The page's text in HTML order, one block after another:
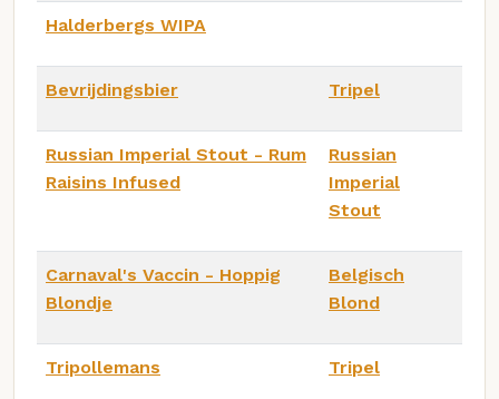
Halderbergs WIPA
Bevrijdingsbier Tripel
Russian Imperial Stout - Rum
Raisins Infused
Russian
Imperial
Stout
Carnaval's Vaccin - Hoppig
Blondje
Belgisch
Blond
Tripollemans Tripel